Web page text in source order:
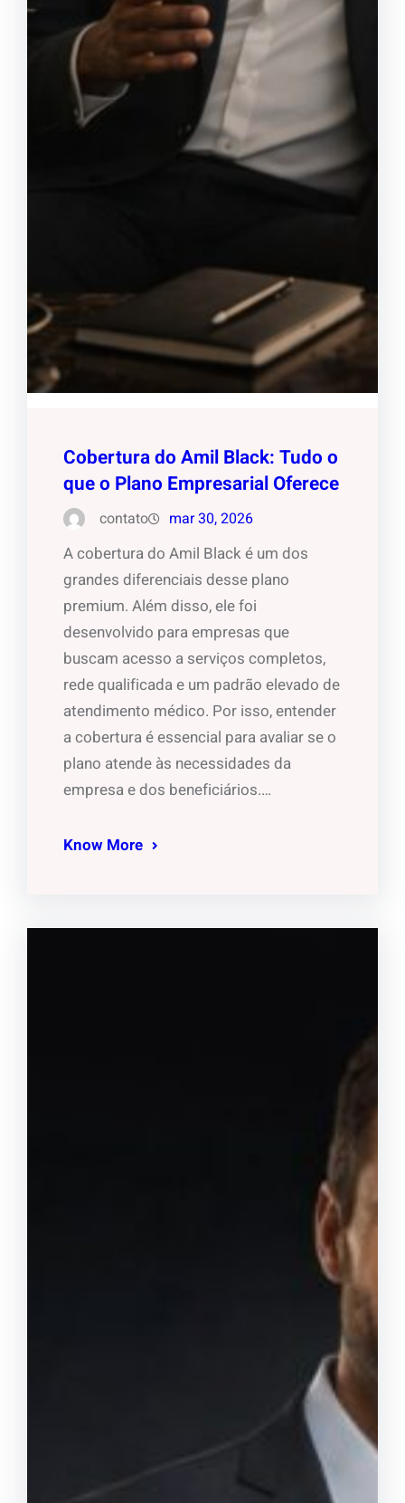
Cobertura do Amil Black: Tudo o
que o Plano Empresarial Oferece
contato mar 30, 2026
A cobertura do Amil Black é um dos
grandes diferenciais desse plano
premium. Além disso, ele foi
desenvolvido para empresas que
buscam acesso a serviços completos,
rede qualificada e um padrão elevado de
atendimento médico. Por isso, entender
a cobertura é essencial para avaliar se o
plano atende às necessidades da
empresa e dos beneficiários.…
Know More